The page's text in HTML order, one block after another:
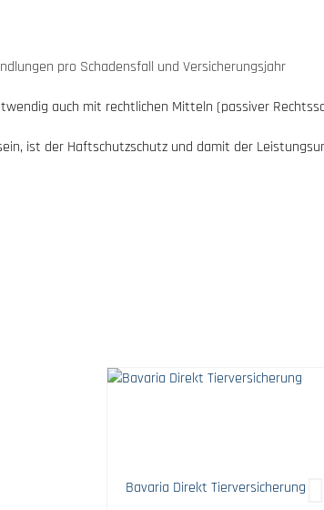
pro Schadensfall und Versicherungsjahr
auch mit rechtlichen Mitteln (passiver
ist der Haftschutzschutz und damit der
Bavaria Direkt Tierversicherung